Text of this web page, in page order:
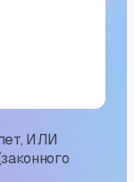
ИЛИ